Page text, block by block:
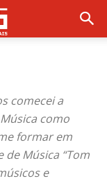
comecei a
como
formar em
Música “Tom
e